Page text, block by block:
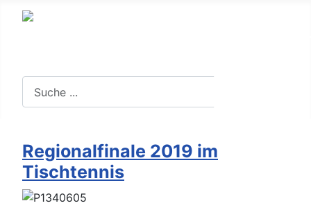
Regionalfinale 2019 im
Tischtennis